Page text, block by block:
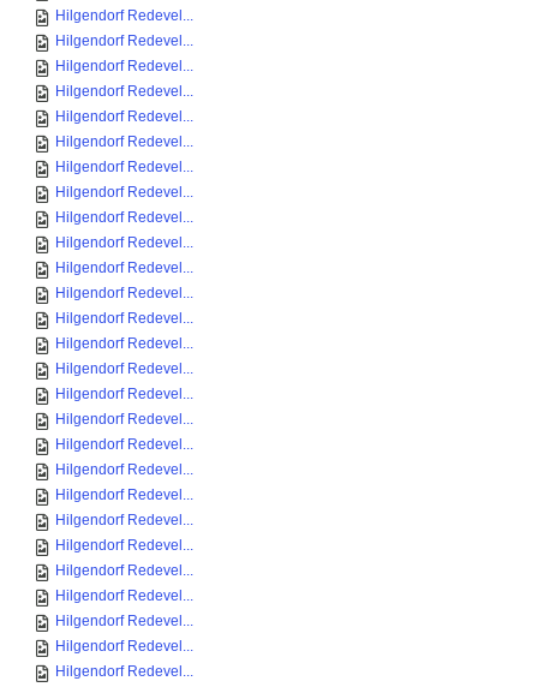
Hilgendorf Redevel...
Hilgendorf Redevel...
Hilgendorf Redevel...
Hilgendorf Redevel...
Hilgendorf Redevel...
Hilgendorf Redevel...
Hilgendorf Redevel...
Hilgendorf Redevel...
Hilgendorf Redevel...
Hilgendorf Redevel...
Hilgendorf Redevel...
Hilgendorf Redevel...
Hilgendorf Redevel...
Hilgendorf Redevel...
Hilgendorf Redevel...
Hilgendorf Redevel...
Hilgendorf Redevel...
Hilgendorf Redevel...
Hilgendorf Redevel...
Hilgendorf Redevel...
Hilgendorf Redevel...
Hilgendorf Redevel...
Hilgendorf Redevel...
Hilgendorf Redevel...
Hilgendorf Redevel...
Hilgendorf Redevel...
Hilgendorf Redevel...